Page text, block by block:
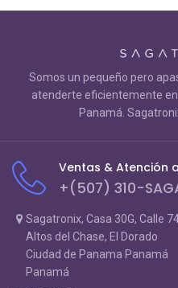
Somos un pequeño pero
atenderte eficientemente
Panamá.
Ventas & Atención
+(507) 310-
Sagatronix, Casa 30G, Calle
Altos del Chase, El Dorado
Ciudad de Panama Panamá
Panamá